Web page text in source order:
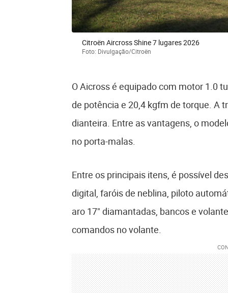
Citroën Aircross Shine 7 lugares 2026
Foto: Divulgação/Citroën
O Aicross é equipado com motor 1.0
de potência e 20,4 kgfm de torque. A
dianteira. Entre as vantagens, o
no porta-malas.
Entre os principais itens, é possível
digital, faróis de neblina, piloto
aro 17" diamantadas, bancos e
comandos no volante.